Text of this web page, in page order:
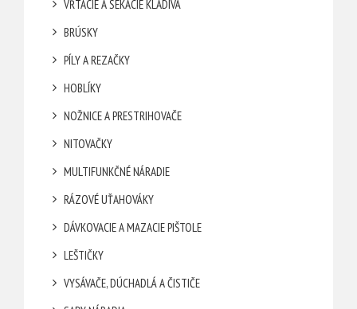
VŔTACIE A SEKACIE KLADIVÁ
BRÚSKY
PÍLY A REZAČKY
HOBLÍKY
NOŽNICE A PRESTRIHOVAČE
NITOVAČKY
MULTIFUNKČNÉ NÁRADIE
RÁZOVÉ UŤAHOVÁKY
DÁVKOVACIE A MAZACIE PIŠTOLE
LEŠTIČKY
VYSÁVAČE, DÚCHADLÁ A ČISTIČE